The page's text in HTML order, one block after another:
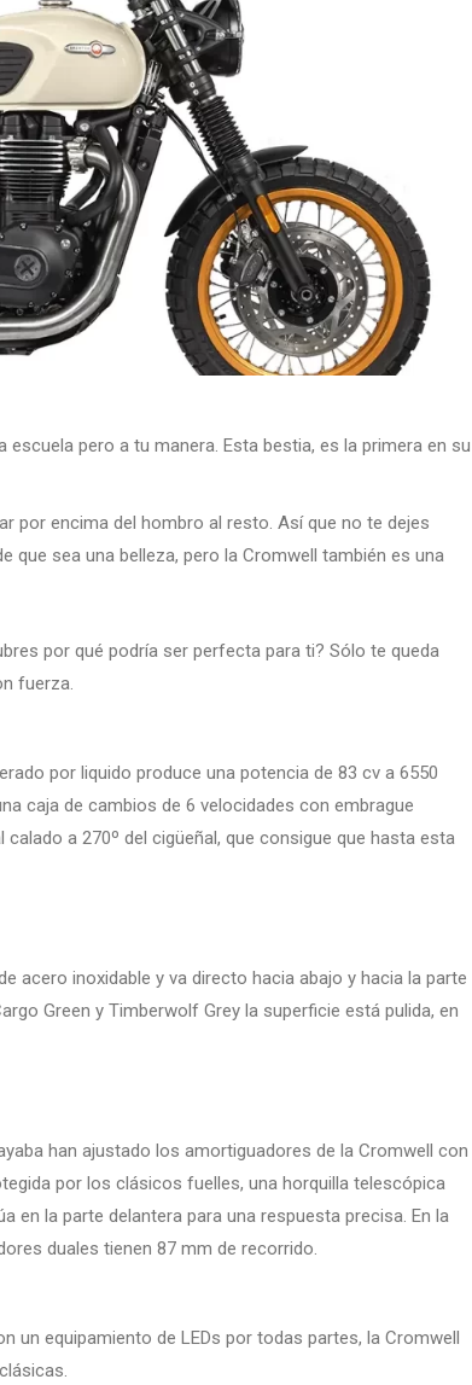
pero a tu manera. Esta bestia, es la primera en su
por encima del hombro al resto. Así que no te dejes
que sea una belleza, pero la Cromwell también es una
por qué podría ser perfecta para ti? Sólo te queda
fuerza.
por liquido produce una potencia de 83 cv a 6550
caja de cambios de 6 velocidades con embrague
a 270º del cigüeñal, que consigue que hasta esta
acero inoxidable y va directo hacia abajo y hacia la parte
Green y Timberwolf Grey la superficie está pulida, en
han ajustado los amortiguadores de la Cromwell con
por los clásicos fuelles, una horquilla telescópica
la parte delantera para una respuesta precisa. En la
duales tienen 87 mm de recorrido.
un equipamiento de LEDs por todas partes, la Cromwell